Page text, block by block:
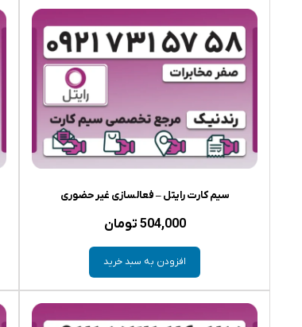
سیم کارت رایتل – فعالسازی غیر حضوری
504,000 تومان
افزودن به سبد خرید